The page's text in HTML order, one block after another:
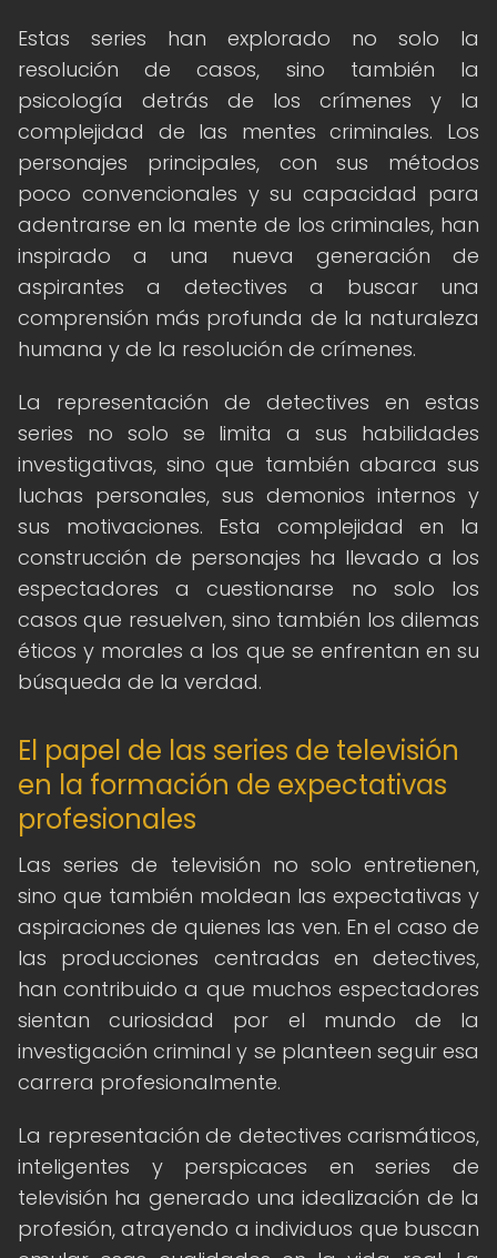
Estas series han explorado no solo la
resolución de casos, sino también la
psicología detrás de los crímenes y la
complejidad de las mentes criminales. Los
personajes principales, con sus métodos
poco convencionales y su capacidad para
adentrarse en la mente de los criminales, han
inspirado a una nueva generación de
aspirantes a detectives a buscar una
comprensión más profunda de la naturaleza
humana y de la resolución de crímenes.
La representación de detectives en estas
series no solo se limita a sus habilidades
investigativas, sino que también abarca sus
luchas personales, sus demonios internos y
sus motivaciones. Esta complejidad en la
construcción de personajes ha llevado a los
espectadores a cuestionarse no solo los
casos que resuelven, sino también los dilemas
éticos y morales a los que se enfrentan en su
búsqueda de la verdad.
El papel de las series de televisión
en la formación de expectativas
profesionales
Las series de televisión no solo entretienen,
sino que también moldean las expectativas y
aspiraciones de quienes las ven. En el caso de
las producciones centradas en detectives,
han contribuido a que muchos espectadores
sientan curiosidad por el mundo de la
investigación criminal y se planteen seguir esa
carrera profesionalmente.
La representación de detectives carismáticos,
inteligentes y perspicaces en series de
televisión ha generado una idealización de la
profesión, atrayendo a individuos que buscan